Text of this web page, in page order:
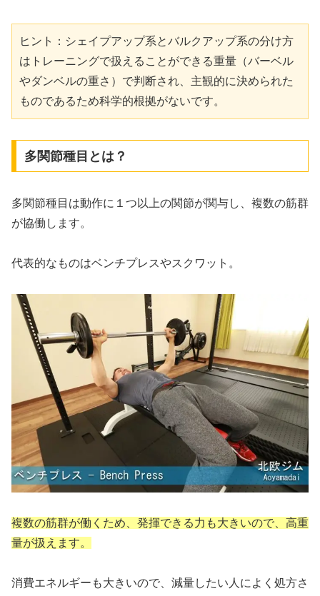
ヒント：シェイプアップ系とバルクアップ系の分け方
はトレーニングで扱えることができる重量（バーベル
やダンベルの重さ）で判断され、主観的に決められた
ものであるため科学的根拠がないです。
多関節種目とは？
多関節種目は動作に１つ以上の関節が関与し、複数の筋群
が協働します。
代表的なものはベンチプレスやスクワット。
複数の筋群が働くため、発揮できる力も大きいので、高重
量が扱えます。
消費エネルギーも大きいので、減量したい人によく処方さ